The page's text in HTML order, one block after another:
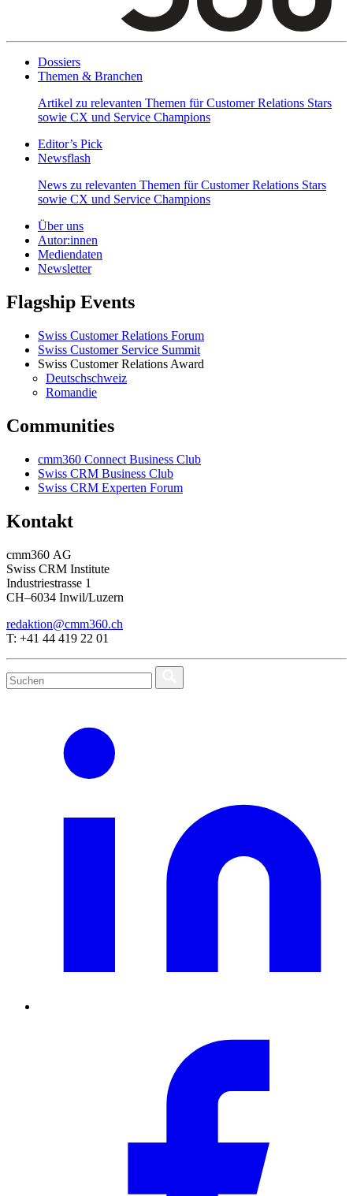
Dossiers
Themen & Branchen
Artikel zu relevanten Themen für Customer Relations Stars
sowie CX und Service Champions
Editor’s Pick
Newsflash
News zu relevanten Themen für Customer Relations Stars
sowie CX und Service Champions
Über uns
Autor:innen
Mediendaten
Newsletter
Flagship Events
Swiss Customer Relations Forum
Swiss Customer Service Summit
Swiss Customer Relations Award
Deutschschweiz
Romandie
Communities
cmm360 Connect Business Club
Swiss CRM Business Club
Swiss CRM Experten Forum
Kontakt
cmm360 AG
Swiss CRM Institute
Industriestrasse 1
CH–6034 Inwil/Luzern
redaktion@cmm360.ch
T: +41 44 419 22 01